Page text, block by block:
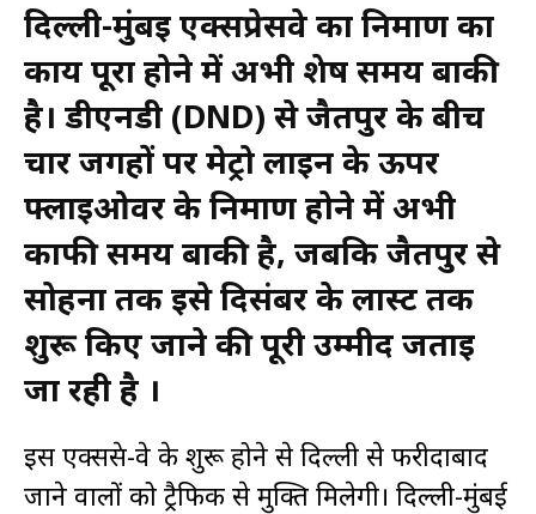
दिल्ली-मुंबई एक्सप्रेसवे का निर्माण का
कार्य पूरा होने में अभी शेष समय बाकी
है। डीएनडी (DND) से जैतपुर के बीच
चार जगहों पर मेट्रो लाइन के ऊपर
फ्लाईओवर के निर्माण होने में अभी
काफी समय बाकी है, जबकि जैतपुर से
सोहना तक इसे दिसंबर के लास्ट तक
शुरू किए जाने की पूरी उम्मीद जताई
जा रही है ।
इस एक्सप्रेस-वे के शुरू होने से दिल्ली से फरीदाबाद
जाने वालों को ट्रैफिक से मुक्ति मिलेगी। दिल्ली-मुंबई